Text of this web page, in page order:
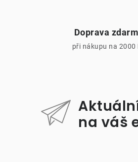
Doprava
při nákupu na 2000
na váš